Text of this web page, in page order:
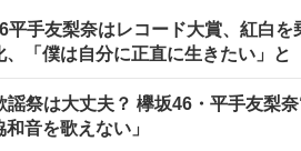
平手友梨奈はレコード大賞、紅白
、「僕は自分に正直に生きたい」と
謡祭は大丈夫？ 欅坂46・平手友梨
和音を歌えない」